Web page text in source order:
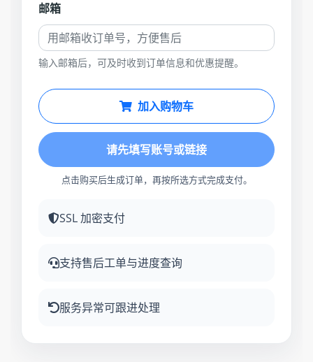
邮箱
输入邮箱后，可及时收到订单信息和优惠提醒。
加入购物车
请先填写账号或链接
点击购买后生成订单，再按所选方式完成支付。
SSL 加密支付
支持售后工单与进度查询
服务异常可跟进处理